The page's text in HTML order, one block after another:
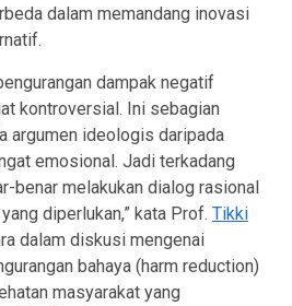
dalam memandang inovasi
dampak negatif
kontroversial. Ini sebagian
argumen ideologis daripada
emosional. Jadi terkadang
benar melakukan dialog rasional
diperlukan,” kata Prof. Tikki
dalam diskusi mengenai
bahaya (harm reduction)
masyarakat yang